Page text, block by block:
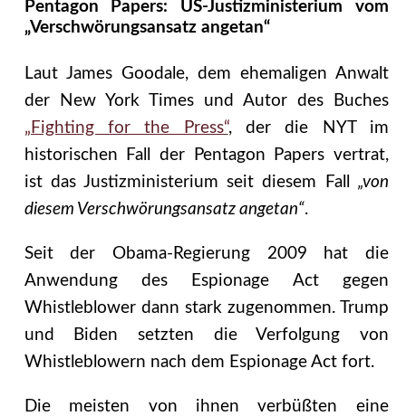
Pentagon Papers: US-Justizministerium vom
„Verschwörungsansatz angetan“
Laut James Goodale, dem ehemaligen Anwalt
der New York Times und Autor des Buches
„Fighting for the Press“, der die NYT im
historischen Fall der Pentagon Papers vertrat,
ist das Justizministerium seit diesem Fall „von
diesem Verschwörungsansatz angetan“.
Seit der Obama-Regierung 2009 hat die
Anwendung des Espionage Act gegen
Whistleblower dann stark zugenommen. Trump
und Biden setzten die Verfolgung von
Whistleblowern nach dem Espionage Act fort.
Die meisten von ihnen verbüßten eine